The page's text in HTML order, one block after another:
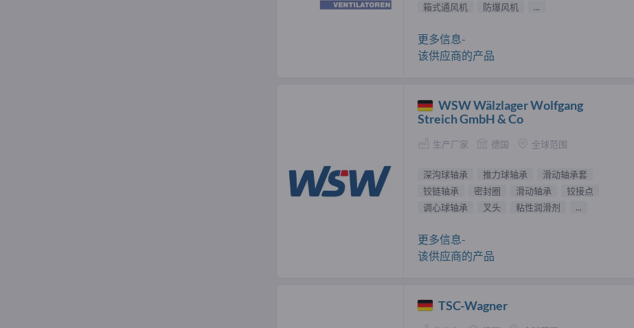
箱式通风机
防爆风机 ...
更多信息-
该供应商的产品
WSW Wälzlager Wolfgang
Streich GmbH & Co
生产厂家 德国 全球范围
深沟球轴承 推力球轴承
滑动轴承套
铰链轴承
密封圈 滑动轴承
铰接点
调心球轴承
叉头 粘性润滑剂 ...
更多信息-
该供应商的产品
TSC-Wagner